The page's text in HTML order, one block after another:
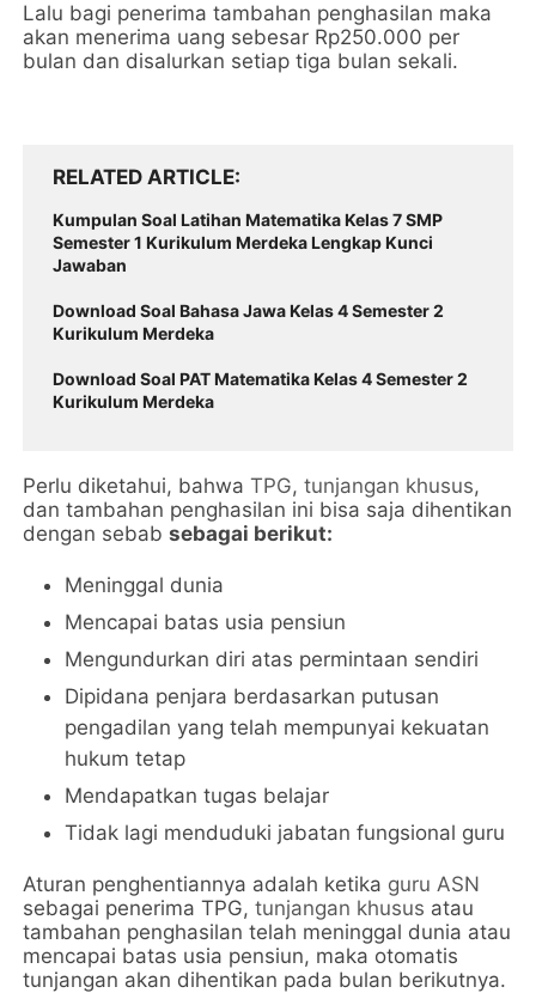
Lalu bagi penerima tambahan penghasilan maka
akan menerima uang sebesar Rp250.000 per
bulan dan disalurkan setiap tiga bulan sekali.
RELATED ARTICLE
Kumpulan Soal Latihan Matematika Kelas 7 SMP
Semester 1 Kurikulum Merdeka Lengkap Kunci
Jawaban
Download Soal Bahasa Jawa Kelas 4 Semester 2
Kurikulum Merdeka
Download Soal PAT Matematika Kelas 4 Semester 2
Kurikulum Merdeka
Perlu diketahui, bahwaTPG, tunjangan khusus,
dan tambahan penghasilan ini bisa saja dihentikan
dengan sebabsebagai berikut:
Meninggal dunia
Mencapai batas usia pensiun
Mengundurkan diri atas permintaan sendiri
Dipidana penjara berdasarkan putusan
pengadilan yang telah mempunyai kekuatan
hukum tetap
Mendapatkan tugas belajar
Tidak lagi menduduki jabatan fungsional guru
Aturan penghentiannya adalah ketika guru ASN
sebagai penerima TPG,tunjangan khusus atau
tambahan penghasilan telah meninggal dunia atau
mencapai batas usia pensiun, maka otomatis
tunjangan akan dihentikan pada bulan berikutnya.